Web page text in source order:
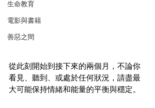
生命教育
電影與書籍
善惡之間
從此刻開始到接下來的兩個月，不論你
看見、聽到、或處於任何狀況，請盡最
大可能保持情緒和能量的平衡與穩定。